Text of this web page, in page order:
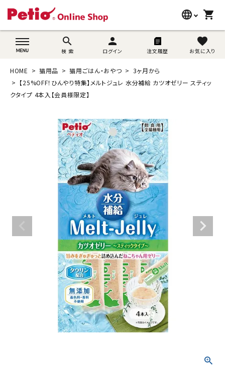
language
wovn-lang-name
shopping_cart
search
検 索
person
ログイン 注文履歴
favorite
お気に入り
search
猫用品
ブランド別に探す
目的別に探す
ご利用案内
ACCOUNT MENU
person 新規会員登録
HOME 猫用品 猫用ごはん・おやつ
3ヶ月から
【25%OFF！ひんやり特集】メルトジュレ 水分補給 カツオゼリー スティッ
クタイプ 4本入【会員様限定】